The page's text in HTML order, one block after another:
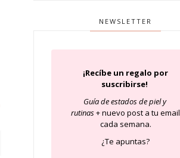
NEWSLETTER
¡Recíbe un regalo por
suscribirse!
Guía de estados de piely
rutinas+ nuevo post a tu email
cada semana.
¿Te apuntas?